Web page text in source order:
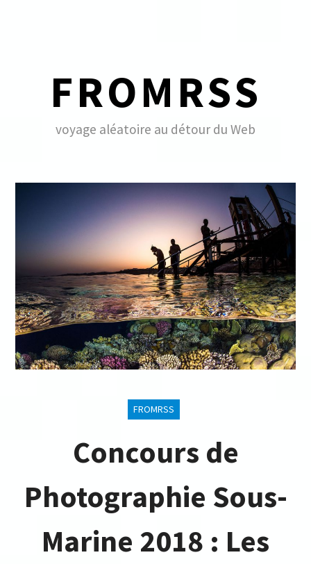
FROMRSS
voyage aléatoire au détour du Web
FROMRSS
Concours de
Photographie Sous-
Marine 2018 : Les